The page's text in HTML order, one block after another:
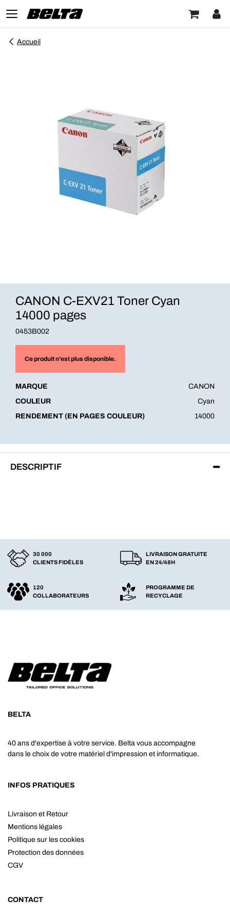
Accueil
CANON C-EXV21 Toner Cyan
14000 pages
0453B002
Ce produit n'est plus disponible.
MARQUE
CANON
COULEUR
Cyan
RENDEMENT (EN PAGES COULEUR)
14000
DESCRIPTIF
30 000
CLIENTS FIDÈLES
LIVRAISON GRATUITE
EN 24/48H
120
COLLABORATEURS
PROGRAMME DE
RECYCLAGE
BELTA
40 ans d'expertise à votre service. Belta vous accompagne
dans le choix de votre matériel d'impression et informatique.
INFOS PRATIQUES
Livraison et Retour
Mentions légales
Politique sur les cookies
Protection des données
CGV
CONTACT